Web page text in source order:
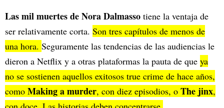
Las mil muertes de Nora Dalmasso tiene la ventaja de
ser relativamente corta. Son tres capítulos de menos de
una hora. Seguramente las tendencias de las audiencias le
dieron a Netflix y a otras plataformas la pauta de que ya
no se sostienen aquellos exitosos true crime de hace años,
como Making a murder, con diez episodios, o The jinx,